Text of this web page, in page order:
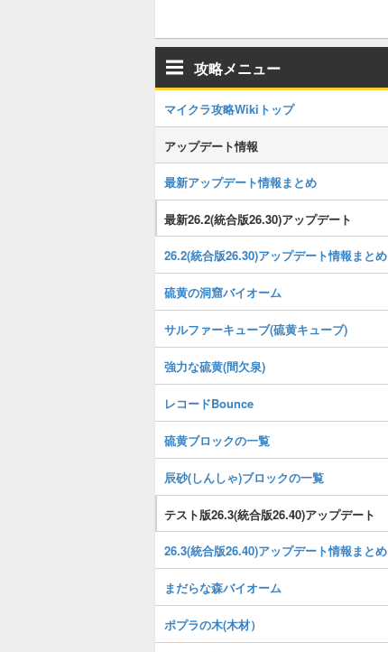
攻略メニュー
マイクラ攻略Wikiトップ
アップデート情報
最新アップデート情報まとめ
最新26.2(統合版26.30)アップデート
26.2(統合版26.30)アップデート情報まとめ
硫黄の洞窟バイオーム
サルファーキューブ(硫黄キューブ)
強力な硫黄(間欠泉)
レコードBounce
硫黄ブロックの一覧
辰砂(しんしゃ)ブロックの一覧
テスト版26.3(統合版26.40)アップデート
26.3(統合版26.40)アップデート情報まとめ
まだらな森バイオーム
ポプラの木(木材）